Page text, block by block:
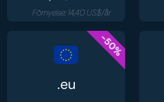
Förnyelse: 14,40 US$/år
-50%
.eu